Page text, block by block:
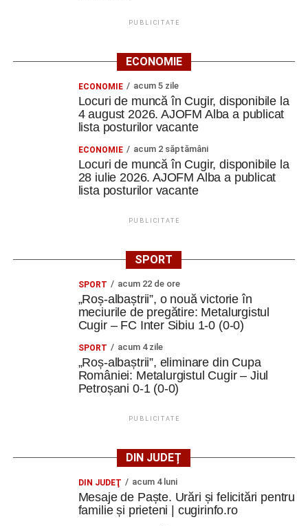
PUBLICITATE
ECONOMIE
ECONOMIE acum 5 zile
Locuri de muncă în Cugir, disponibile la
4 august 2026. AJOFM Alba a publicat
lista posturilor vacante
ECONOMIE acum 2 săptămâni
Locuri de muncă în Cugir, disponibile la
28 iulie 2026. AJOFM Alba a publicat
lista posturilor vacante
PUBLICITATE
SPORT
SPORT acum 22 de ore
„Roș-albaștrii”, o nouă victorie în
meciurile de pregătire: Metalurgistul
Cugir – FC Inter Sibiu 1-0 (0-0)
SPORT acum 4 zile
„Roș-albaștrii”, eliminare din Cupa
României: Metalurgistul Cugir – Jiul
Petroșani 0-1 (0-0)
PUBLICITATE
DIN JUDEȚ
DIN JUDEŢ acum 4 luni
Mesaje de Paște. Urări și felicitări pentru
familie și prieteni | cugirinfo.ro